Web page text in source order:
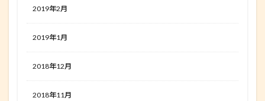
2019年2月
2019年1月
2018年12月
2018年11月